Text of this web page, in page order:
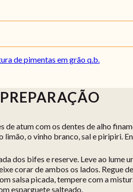
de pimentas em grão q.b.
de atum com os dentes de alho
limão, o vinho branco, sal e piripiri.
dos bifes e reserve. Leve ao lume
corar de ambos os lados. Regue
salsa picada, tempere com a
esparguete salteado.